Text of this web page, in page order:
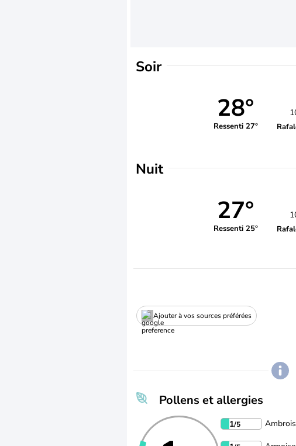
Soir
28°
Ressenti 27°
Nuit
27°
Ressenti 25°
Ajouter à vos sources préférées
Pollens et allergies
1/5